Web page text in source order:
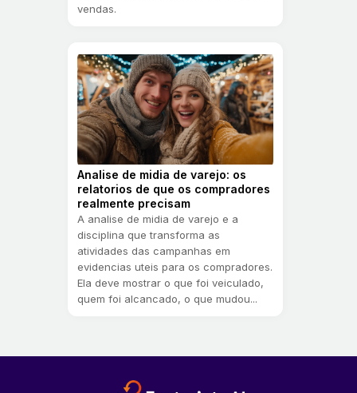
vendas.
Analise de midia de varejo: os
relatorios de que os compradores
realmente precisam
A analise de midia de varejo e a
disciplina que transforma as
atividades das campanhas em
evidencias uteis para os compradores.
Ela deve mostrar o que foi veiculado,
quem foi alcancado, o que mudou...